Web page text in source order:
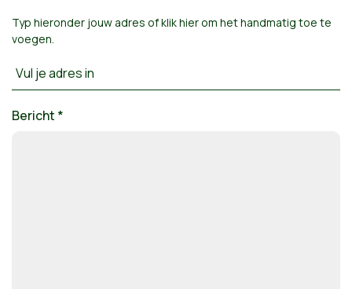
Typ hieronder jouw adres ofklik hier om het handmatig toe te
voegen.
Vul je adres in
Bericht *